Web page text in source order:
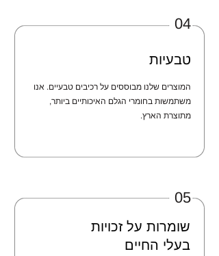
המוצרים שלנו מבוססים על רכיבים טבעיים. אנו
משתמשות בחומרי הגלם האיכותיים ביותר,
מתוצרת הארץ.
04
טבעיות
שומרות על זכויות
בעלי החיים
05